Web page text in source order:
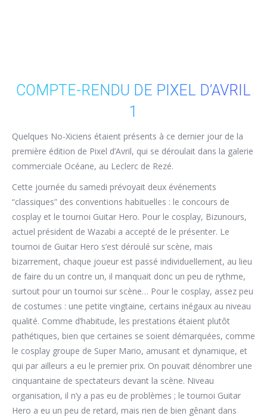
COMPTE-RENDU DE PIXEL D’AVRIL
1
Quelques No-Xiciens étaient présents à ce dernier jour de la
première édition de Pixel d’Avril, qui se déroulait dans la galerie
commerciale Océane, au Leclerc de Rezé.
Cette journée du samedi prévoyait deux événements
“classiques” des conventions habituelles : le concours de
cosplay et le tournoi Guitar Hero. Pour le cosplay, Bizunours,
actuel président de Wazabi a accepté de le présenter. Le
tournoi de Guitar Hero s’est déroulé sur scène, mais
bizarrement, chaque joueur est passé individuellement, au lieu
de faire du un contre un, il manquait donc un peu de rythme,
surtout pour un tournoi sur scène… Pour le cosplay, assez peu
de costumes : une petite vingtaine, certains inégaux au niveau
qualité. Comme d’habitude, les prestations étaient plutôt
pathétiques, bien que certaines se soient démarquées, comme
le cosplay groupe de Super Mario, amusant et dynamique, et
qui par ailleurs a eu le premier prix. On pouvait dénombrer une
cinquantaine de spectateurs devant la scène. Niveau
organisation, il n’y a pas eu de problèmes ; le tournoi Guitar
Hero a eu un peu de retard, mais rien de bien gênant dans